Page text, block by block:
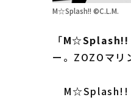
M☆Splash!! ©C.L.M.
「M☆Splash!!
ー。ZOZOマリ
M☆Splash!!